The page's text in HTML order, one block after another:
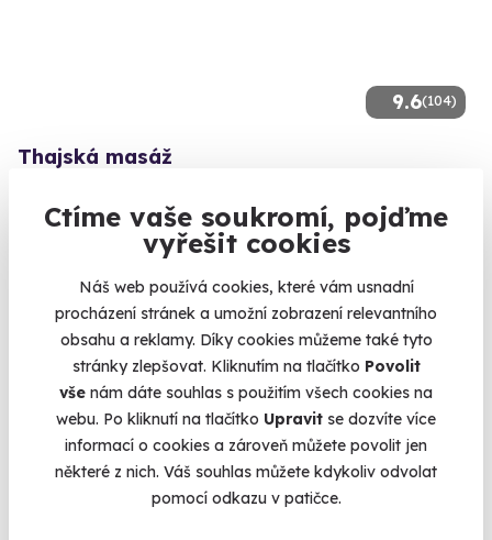
Ctíme vaše soukromí, pojďme
vyřešit cookies
Náš web používá cookies, které vám usnadní
procházení stránek a umožní zobrazení relevantního
obsahu a reklamy. Díky cookies můžeme také tyto
stránky zlepšovat. Kliknutím na tlačítko Povolit
vše nám dáte souhlas s použitím všech cookies na
webu. Po kliknutí na tlačítko Upravit se dozvíte více
informací o cookies a zároveň můžete povolit jen
některé z nich. Váš souhlas můžete kdykoliv odvolat
pomocí odkazu v patičce.
9.6(104)
Thajská masáž
Karlovy Vary
(+ 10 dalších lokalit)
1 750 Kč
1 650 Kč